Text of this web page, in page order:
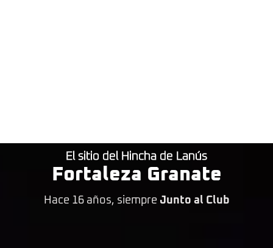
El sitio del Hincha de Lanús
Fortaleza Granate
Hace 16 años, siempre Junto al Club